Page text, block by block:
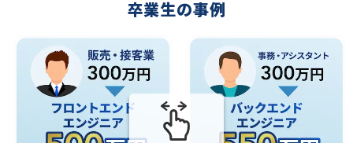
卒業生の事例